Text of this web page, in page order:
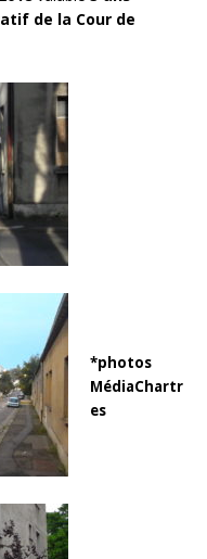
de la Cour de
*photos
MédiaChartr
es